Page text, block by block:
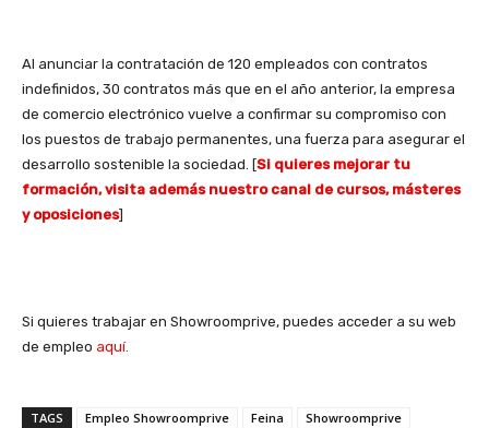
Al anunciar la contratación de 120 empleados con contratos
indefinidos, 30 contratos más que en el año anterior, la empresa
de comercio electrónico vuelve a confirmar su compromiso con
los puestos de trabajo permanentes, una fuerza para asegurar el
desarrollo sostenible la sociedad. [Si quieres mejorar tu
formación, visita además nuestro canal de cursos, másteres
y oposiciones]
Si quieres trabajar en Showroomprive, puedes acceder a su web
de empleo aquí.
TAGS Empleo Showroomprive Feina
Showroomprive